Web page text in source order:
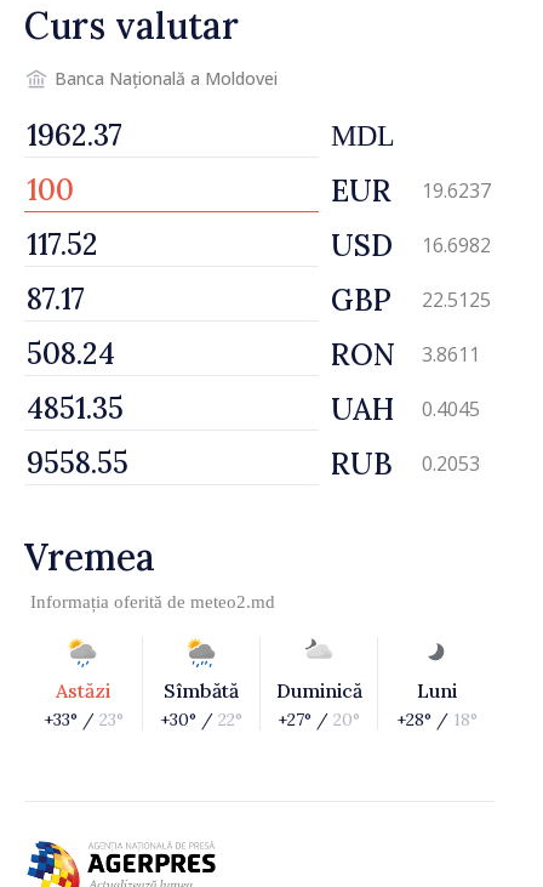
Curs valutar
Banca Națională a Moldovei
MDL
EUR 19.6237
USD 16.6982
GBP 22.5125
RON 3.8611
UAH 0.4045
RUB 0.2053
Vremea
Informația oferită de meteo2.md
Astăzi
+33° / 23°
Sîmbătă
+30° / 22°
Duminică
+27° / 20°
Luni
+28° / 18°